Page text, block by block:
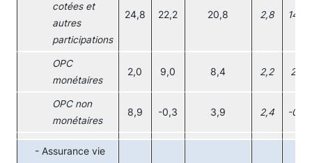
cotées et
autres
participations
24,8 22,2 20,8 2,8 14,3
OPC
monétaires
2,0 9,0 8,4 2,2 2,4
OPC non
monétaires
8,9 -0,3 3,9 2,4 -0,9
- Assurance vie